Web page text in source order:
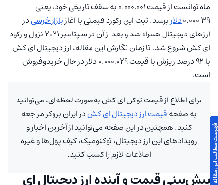
ماه توانست از قیمت ۰.۰۰۰,۰۰۱ به سقف تاریخی خود، یعنی
۰.۰۰۰,۳۹دلاربرسد. ثبت این رکورد قیمتی با آغازبازار خرسیدر
ارزهای دیجیتال همراه شد و بعد از آن در سپتامبر ۲۰۲۱ نزول و رکود
ای کش شروع شد. تا زمان نگارش این مقاله، ارز دیجیتال ای کش
با ۹۲ درصد ریزش با قیمت ۰.۰۰۰,۰۲۹ دلار در حال خریدوفروش
است.
برای اطلاع از قیمت توکن ای کش به‌صورت لحظه‌ای، می‌توانید
به صفحهقیمت ارز دیجیتال ای کشدر ایران بروکر مراجعه
کنید. همچنین در این صفحه می‌توانید از آخرین اخبار و
رویدادهای این ارز دیجیتال، توکنومیک، کیف پول‌ها و غیره
اطلاعات لازم را کسب کنید.
پیش‌بینی قیمت و آینده ارز دیجیتال ایمقاله